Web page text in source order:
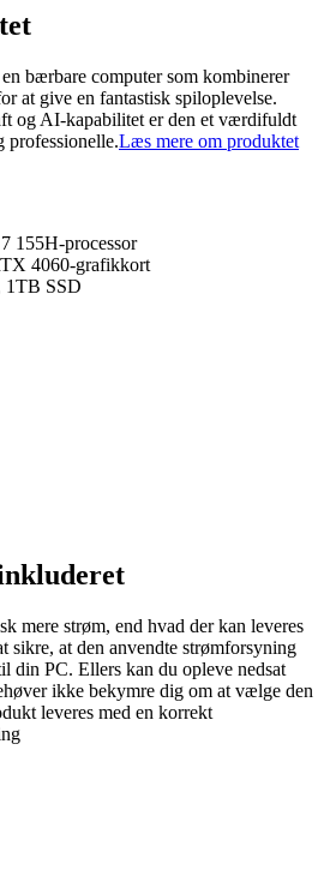
bærbare computer som kombinerer
at give en fantastisk spiloplevelse.
og AI-kapabilitet er den et værdifuldt
professionelle.Læs mere om produktet
155H-processor
4060-grafikkort
SSD
mere strøm, end hvad der kan leveres
at den anvendte strømforsyning
din PC. Ellers kan du opleve nedsat
ikke bekymre dig om at vælge den
leveres med en korrekt